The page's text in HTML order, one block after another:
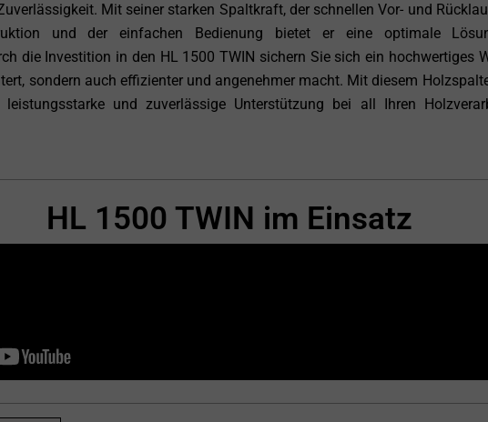
Mit seiner starken Spaltkraft, der schnellen Vor- und
und der einfachen Bedienung bietet er eine optimale
die Investition in den HL 1500 TWIN sichern Sie sich ein hochwertiges
sondern auch effizienter und angenehmer macht. Mit diesem
und zuverlässige Unterstützung bei all Ihren
HL 1500 TWIN im Einsatz